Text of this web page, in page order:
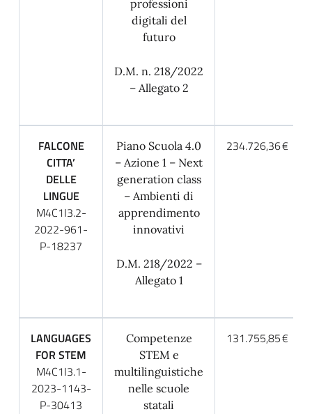
professioni
digitali del
futuro
D.M. n. 218/2022
– Allegato 2
FALCONE
CITTA’
DELLE
LINGUE
M4C1I3.2-
2022-961-
P-18237
Piano Scuola 4.0
– Azione 1 – Next
generation class
– Ambienti di
apprendimento
innovativi
D.M. 218/2022 –
Allegato 1
234.726,36 €
LANGUAGES
FOR STEM
M4C1I3.1-
2023-1143-
P-30413
Competenze
STEM e
multilinguistiche
nelle scuole
statali
131.755,85 €